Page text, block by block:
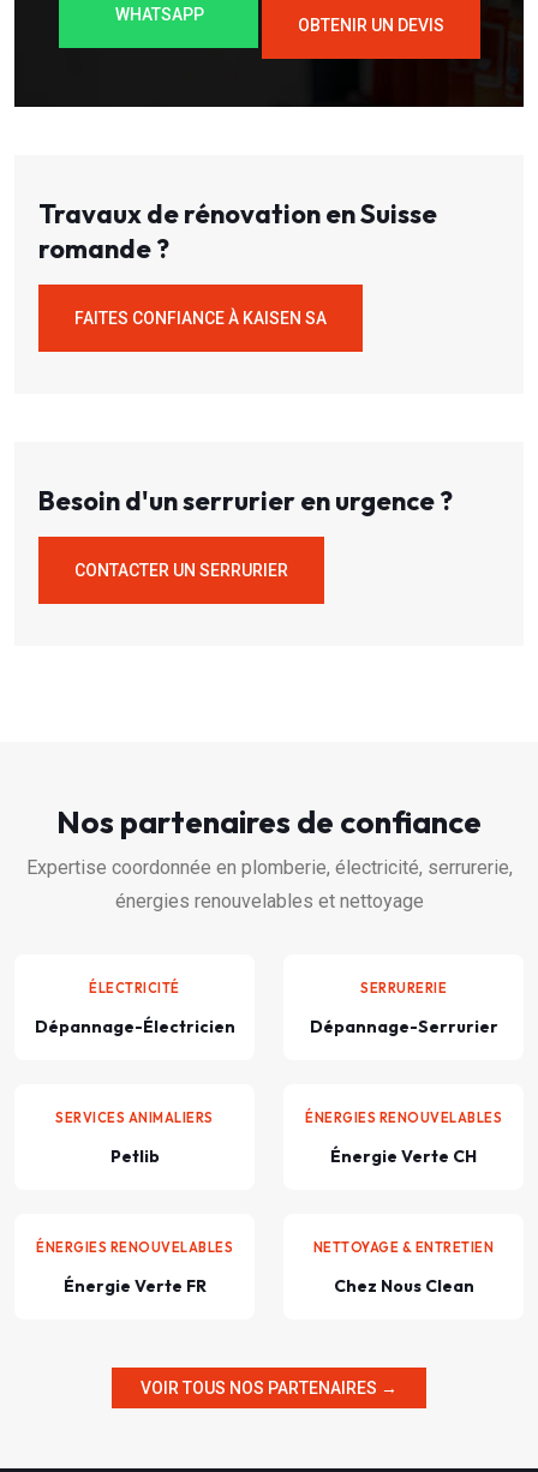
WHATSAPP
OBTENIR UN DEVIS
Travaux de rénovation en Suisse
romande ?
FAITES CONFIANCE À KAISEN SA
Besoin d'un serrurier en urgence ?
CONTACTER UN SERRURIER
Nos partenaires de confiance
Expertise coordonnée en plomberie, électricité, serrurerie,
énergies renouvelables et nettoyage
ÉLECTRICITÉ
Dépannage-Électricien
SERRURERIE
Dépannage-Serrurier
SERVICES ANIMALIERS
Petlib
ÉNERGIES RENOUVELABLES
Énergie Verte CH
ÉNERGIES RENOUVELABLES
Énergie Verte FR
NETTOYAGE & ENTRETIEN
Chez Nous Clean
VOIR TOUS NOS PARTENAIRES →